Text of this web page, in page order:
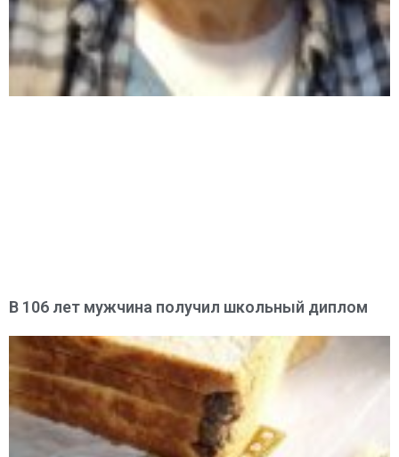
В 106 лет мужчина получил школьный диплом